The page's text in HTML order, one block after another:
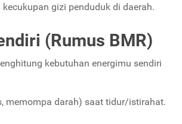
gizi penduduk di daerah.
(Rumus BMR)
kebutuhan energimu sendiri
memompa darah) saat tidur/istirahat.